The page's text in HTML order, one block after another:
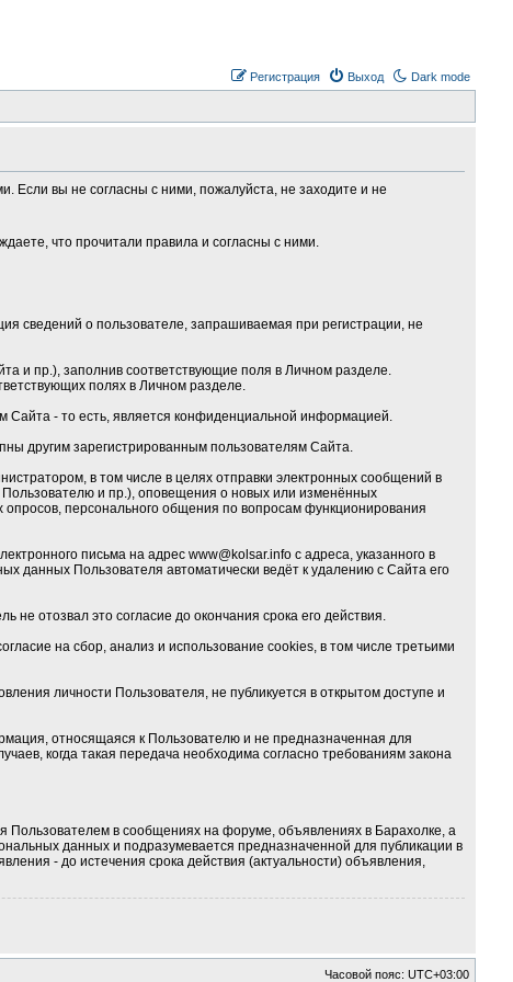
Dark mode
Выход
Регистрация
Если вы не согласны с ними, пожалуйста, не заходите и не
что прочитали правила и согласны с ними.
сведений о пользователе, запрашиваемая при регистрации, не
и пр.), заполнив соответствующие поля в Личном разделе.
полях в Личном разделе.
Сайта - то есть, является конфиденциальной информацией.
другим зарегистрированным пользователям Сайта.
в том числе в целях отправки электронных сообщений в
и пр.), оповещения о новых или изменённых
персонального общения по вопросам функционирования
письма на адрес www@kolsar.infoс адреса, указанного в
данных Пользователя автоматически ведёт к удалению с Сайта его
отозвал это согласие до окончания срока его действия.
на сбор, анализ и использование cookies, в том числе третьими
личности Пользователя, не публикуется в открытом доступе и
относящаяся к Пользователю и не предназначенная для
когда такая передача необходима согласно требованиям закона
Пользователем в сообщениях на форуме, объявлениях в Барахолке, а
данных и подразумевается предназначенной для публикации в
- до истечения срока действия (актуальности) объявления,
Часовой пояс:UTC+03:00